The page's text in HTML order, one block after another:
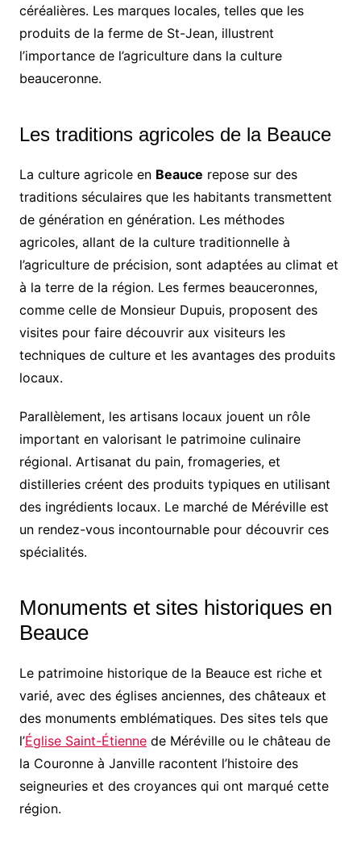
céréalières. Les marques locales, telles que les
produits de la ferme de St-Jean, illustrent
l’importance de l’agriculture dans la culture
beauceronne.
Les traditions agricoles de la Beauce
La culture agricole en Beauce repose sur des
traditions séculaires que les habitants transmettent
de génération en génération. Les méthodes
agricoles, allant de la culture traditionnelle à
l’agriculture de précision, sont adaptées au climat et
à la terre de la région. Les fermes beauceronnes,
comme celle de Monsieur Dupuis, proposent des
visites pour faire découvrir aux visiteurs les
techniques de culture et les avantages des produits
locaux.
Parallèlement, les artisans locaux jouent un rôle
important en valorisant le patrimoine culinaire
régional. Artisanat du pain, fromageries, et
distilleries créent des produits typiques en utilisant
des ingrédients locaux. Le marché de Méréville est
un rendez-vous incontournable pour découvrir ces
spécialités.
Monuments et sites historiques en
Beauce
Le patrimoine historique de la Beauce est riche et
varié, avec des églises anciennes, des châteaux et
des monuments emblématiques. Des sites tels que
l’Église Saint-Étiennede Méréville ou le château de
la Couronne à Janville racontent l’histoire des
seigneuries et des croyances qui ont marqué cette
région.